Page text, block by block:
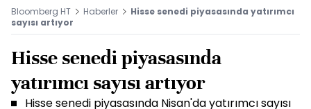
Bloomberg HT Haberler
Hisse senedi piyasasında yatırımcı
sayısı artıyor
Hisse senedi piyasasında
yatırımcı sayısı artıyor
Hisse senedi piyasasında Nisan'da yatırımcı sayısı